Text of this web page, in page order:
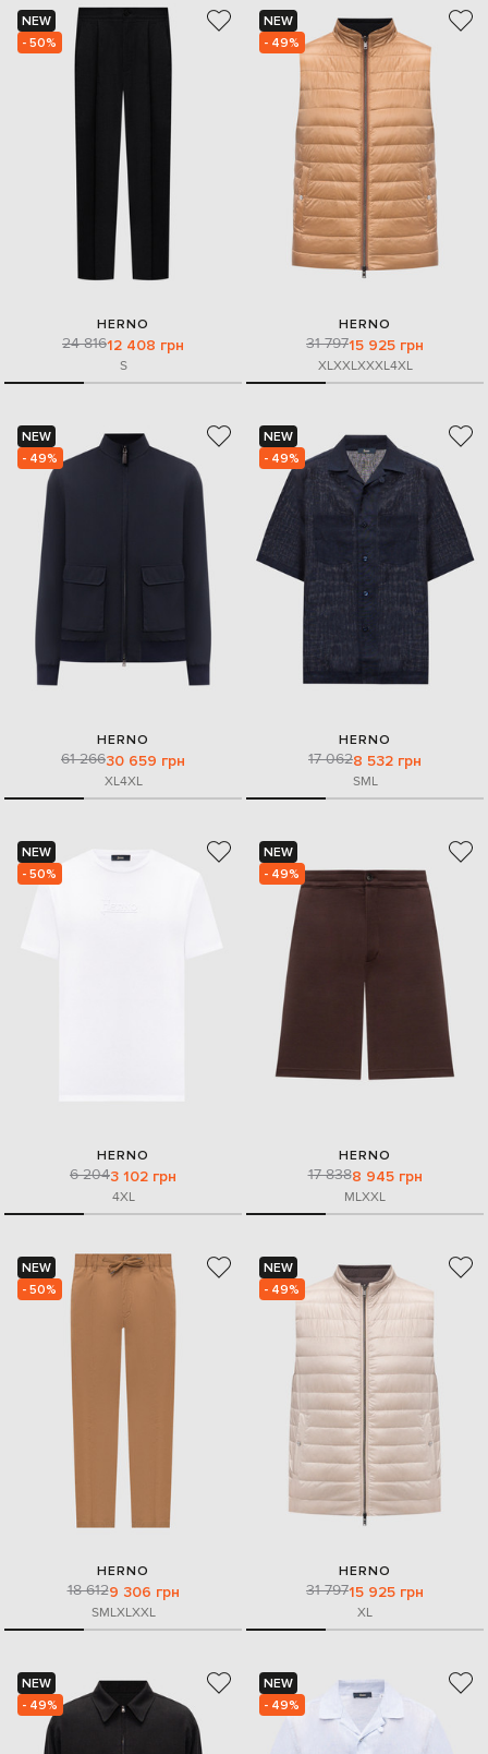
NEW
- 50%
HERNO
24 81612 408 грн
S
NEW
- 49%
HERNO
31 79715 925 грн
XLXXLXXXL4XL
NEW
- 49%
HERNO
61 26630 659 грн
XL4XL
NEW
- 49%
HERNO
17 0628 532 грн
SML
NEW
- 50%
HERNO
6 2043 102 грн
4XL
NEW
- 49%
HERNO
17 8388 945 грн
MLXXL
NEW
- 50%
HERNO
18 6129 306 грн
SMLXLXXL
NEW
- 49%
HERNO
31 79715 925 грн
XL
NEW
- 49%
NEW
- 49%